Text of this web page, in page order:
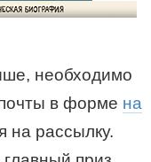
необходимо
в форме на
на рассылку.